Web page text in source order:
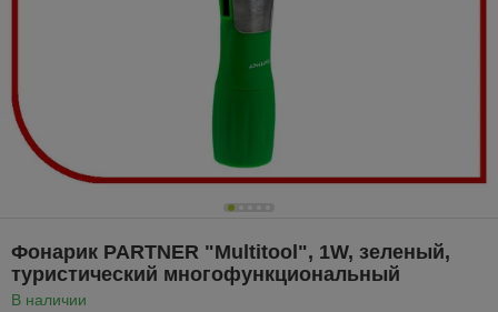
Фонарик PARTNER "Multitool", 1W, зеленый,
туристический многофункциональный
В наличии